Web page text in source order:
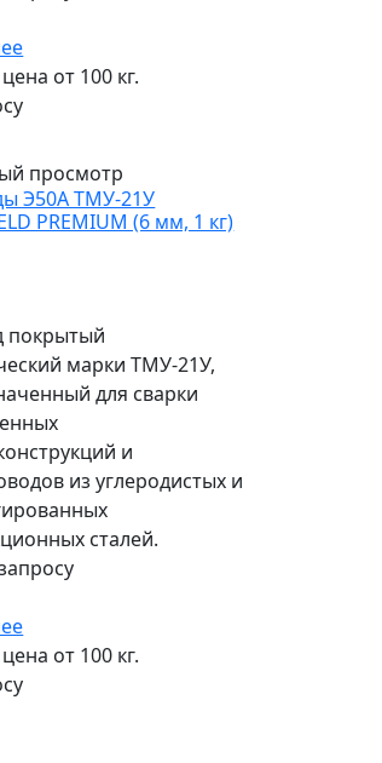
от 100 кг.
просмотр
Э50А ТМУ-21У
PREMIUM (6 мм, 1 кг)
покрытый
марки ТМУ-21У,
для сварки
и
из углеродистых и
сталей.
от 100 кг.